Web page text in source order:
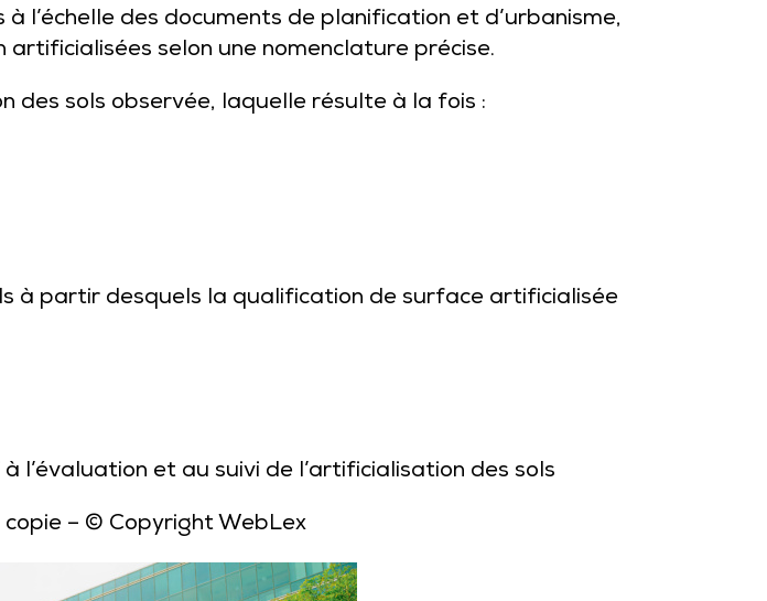
l’échelle des documents de planification et d’urbanisme,
artificialisées selon une nomenclature précise.
des sols observée, laquelle résulte à la fois :
à partir desquels la qualification de surface artificialisée
et au suivi de l’artificialisation des sols
– © Copyright WebLex